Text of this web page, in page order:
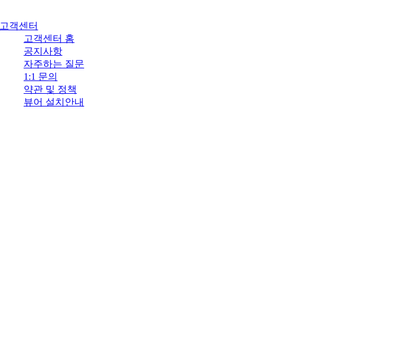
고객센터
고객센터 홈
공지사항
자주하는 질문
1:1 문의
약관 및 정책
뷰어 설치안내